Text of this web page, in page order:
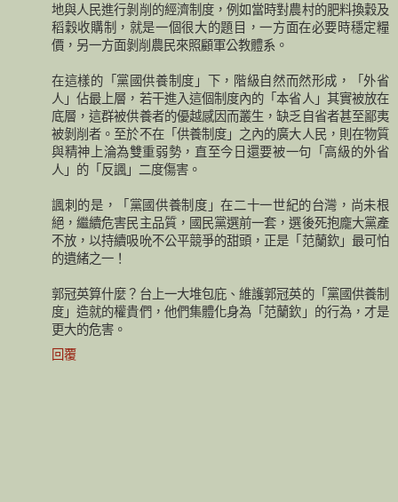
地與人民進行剝削的經濟制度，例如當時對農村的肥料換穀及
稻穀收購制，就是一個很大的題目，一方面在必要時穩定糧
價，另一方面剝削農民來照顧軍公教體系。
在這樣的「黨國供養制度」下，階級自然而然形成，「外省
人」佔最上層，若干進入這個制度內的「本省人」其實被放在
底層，這群被供養者的優越感因而叢生，缺乏自省者甚至鄙夷
被剝削者。至於不在「供養制度」之內的廣大人民，則在物質
與精神上淪為雙重弱勢，直至今日還要被一句「高級的外省
人」的「反諷」二度傷害。
諷刺的是，「黨國供養制度」在二十一世紀的台灣，尚未根
絕，繼續危害民主品質，國民黨選前一套，選後死抱龐大黨產
不放，以持續吸吮不公平競爭的甜頭，正是「范蘭欽」最可怕
的遺緒之一！
郭冠英算什麼？台上一大堆包庇、維護郭冠英的「黨國供養制
度」造就的權貴們，他們集體化身為「范蘭欽」的行為，才是
更大的危害。
回覆